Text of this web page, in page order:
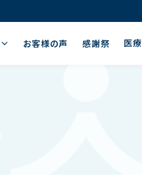
お客様の声 感謝祭 医療